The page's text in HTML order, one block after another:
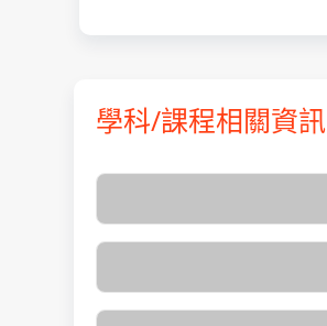
學科/課程相關資訊